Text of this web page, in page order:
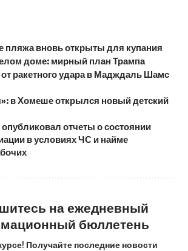
пляжа вновь открыты для купания
доме: мирный план Трампа
ракетного удара в Мадждаль Шамс
в Хомеше открылся новый детский
отчеты о состоянии
в условиях ЧС и найме
на ежедневный
бюллетень
Получайте последние новости